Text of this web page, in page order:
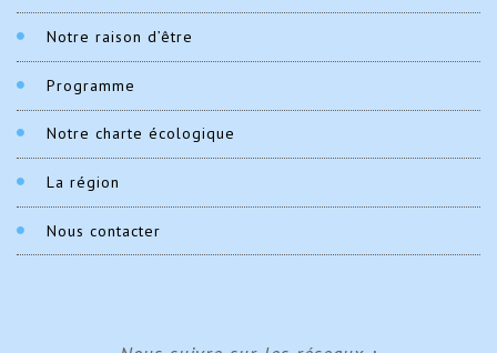
Notre raison d’être
Programme
Notre charte écologique
La région
Nous contacter